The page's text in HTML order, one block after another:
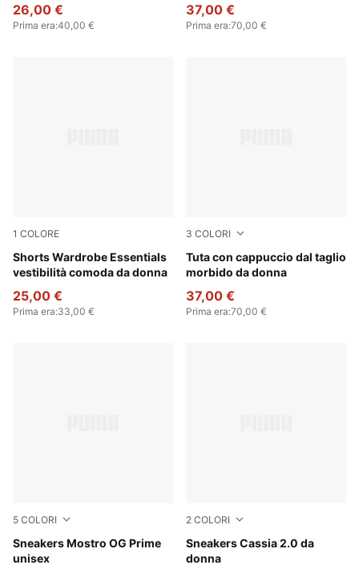
26,00 €
Prima era:40,00 €
37,00 €
Prima era:70,00 €
1 COLORE
Shorts Wardrobe Essentials
vestibilità comoda da donna
Puma Black
25,00 €
Prima era:33,00 €
3 COLORI
Tuta con cappuccio dal taglio
morbido da donna
Puma Black
37,00 €
Prima era:70,00 €
5 COLORI
Sneakers Mostro OG Prime
unisex
PUMA Black-PUMA Black
2 COLORI
Sneakers Cassia 2.0 da
donna
PUMA White-PUMA Gold-